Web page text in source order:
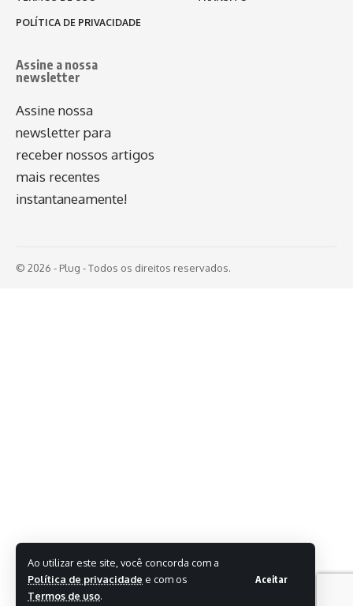
Ao utilizar este site, você concorda com a
Política de privacidade e com os
Termos de uso.
Aceitar
POLÍTICA DE PRIVACIDADE
Assine a nossa
newsletter
Assine nossa
newsletter para
receber nossos artigos
mais recentes
instantaneamente!
© 2026 - Plug - Todos os direitos reservados.